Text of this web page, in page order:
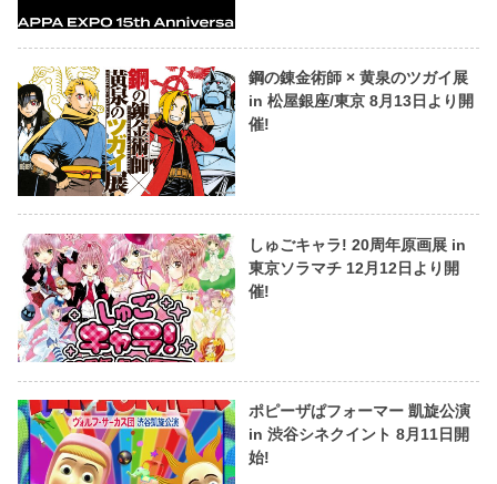
鋼の錬金術師 × 黄泉のツガイ展
in 松屋銀座/東京 8月13日より開
催!
しゅごキャラ! 20周年原画展 in
東京ソラマチ 12月12日より開
催!
ポピーザぱフォーマー 凱旋公演
in 渋谷シネクイント 8月11日開
始!